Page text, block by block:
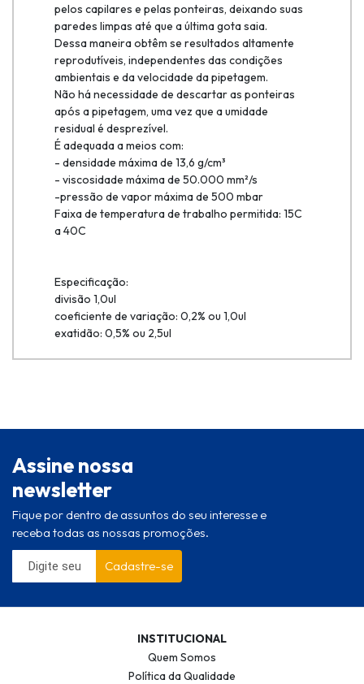
pelos capilares e pelas ponteiras, deixando suas
paredes limpas até que a última gota saia.
Dessa maneira obtêm se resultados altamente
reprodutíveis, independentes das condições
ambientais e da velocidade da pipetagem.
Não há necessidade de descartar as ponteiras
após a pipetagem, uma vez que a umidade
residual é desprezível.
É adequada a meios com:
- densidade máxima de 13,6 g/cm³
- viscosidade máxima de 50.000 mm²/s
-pressão de vapor máxima de 500 mbar
Faixa de temperatura de trabalho permitida: 15C
a 40C
Especificação:
divisão 1,0ul
coeficiente de variação: 0,2% ou 1,0ul
exatidão: 0,5% ou 2,5ul
Assine nossa
newsletter
Fique por dentro de assuntos do seu interesse e
receba todas as nossas promoções.
Cadastre-se
INSTITUCIONAL
Quem Somos
Política da Qualidade